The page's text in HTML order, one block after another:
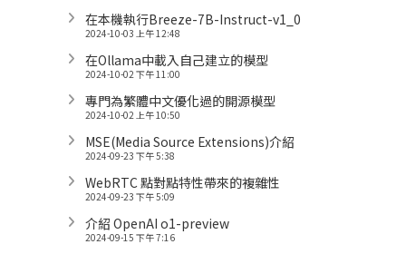
在本機執行Breeze-7B-Instruct-v1_0
2024-10-03 上午 12:48
在Ollama中載入自己建立的模型
2024-10-02 下午 11:00
專門為繁體中文優化過的開源模型
2024-10-02 上午 10:50
MSE(Media Source Extensions)介紹
2024-09-23 下午 5:38
WebRTC 點對點特性帶來的複雜性
2024-09-23 下午 5:09
介紹 OpenAI o1-preview
2024-09-15 下午 7:16